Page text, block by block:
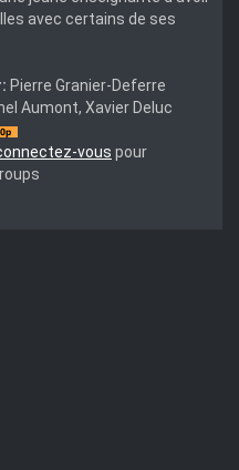
avec certains de ses
Pierre Granier-Deferre
Aumont, Xavier Deluc
vous pour